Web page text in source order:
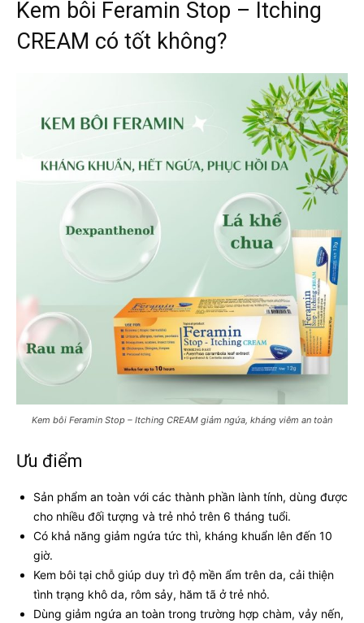
Kem bôi Feramin Stop – Itching
CREAM có tốt không?
Kem bôi Feramin Stop – Itching CREAM giảm ngứa, kháng viêm an toàn
Ưu điểm
Sản phẩm an toàn với các thành phần lành tính, dùng được
cho nhiều đối tượng và trẻ nhỏ trên 6 tháng tuổi.
Có khả năng giảm ngứa tức thì, kháng khuẩn lên đến 10
giờ.
Kem bôi tại chỗ giúp duy trì độ mền ẩm trên da, cải thiện
tình trạng khô da, rôm sảy, hăm tã ở trẻ nhỏ.
Dùng giảm ngứa an toàn trong trường hợp chàm, vảy nến,